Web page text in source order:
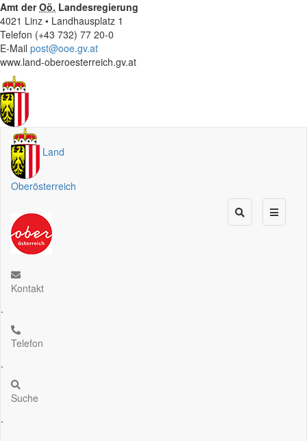
Amt derOö. Landesregierung
4021 Linz • Landhausplatz 1
Telefon (+43 732) 77 20-0
E-Mail post@ooe.gv.at
www.land-oberoesterreich.gv.at
Land
Oberösterreich
Kontakt
.
Telefon
.
Suche
.